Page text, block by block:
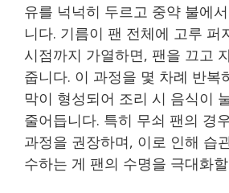
유를 넉넉히 두르고 중약 불에
니다. 기름이 팬 전체에 고루 퍼
시점까지 가열하면, 팬을 끄고
줍니다. 이 과정을 몇 차례 반복
막이 형성되어 조리 시 음식이
줄어듭니다. 특히 무쇠 팬의 경
과정을 권장하며, 이로 인해 습
수하는 게 팬의 수명을 극대화